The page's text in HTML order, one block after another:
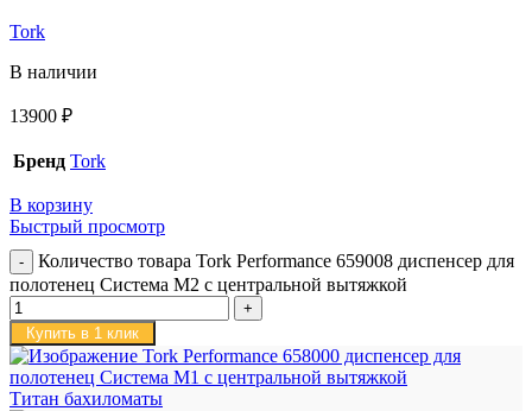
Tork
В наличии
13900 ₽
Бренд Tork
В корзину
Быстрый просмотр
Количество товара Tork Performance 659008 диспенсер для
полотенец Система M2 с центральной вытяжкой
Купить в 1 клик
Титан бахиломаты